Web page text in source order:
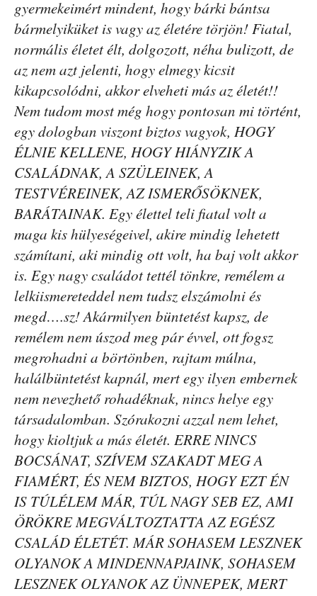
gyermekeimért mindent, hogy bárki bántsa
bármelyiküket is vagy az életére törjön! Fiatal,
normális életet élt, dolgozott, néha bulizott, de
az nem azt jelenti, hogy elmegy kicsit
kikapcsolódni, akkor elveheti más az életét!!
Nem tudom most még hogy pontosan mi történt,
egy dologban viszont biztos vagyok, HOGY
ÉLNIE KELLENE, HOGY HIÁNYZIK A
CSALÁDNAK, A SZÜLEINEK, A
TESTVÉREINEK, AZ ISMERŐSÖKNEK,
BARÁTAINAK. Egy élettel teli fiatal volt a
maga kis hülyeségeivel, akire mindig lehetett
számítani, aki mindig ott volt, ha baj volt akkor
is. Egy nagy családot tettél tönkre, remélem a
lelkiismereteddel nem tudsz elszámolni és
megd….sz! Akármilyen büntetést kapsz, de
remélem nem úszod meg pár évvel, ott fogsz
megrohadni a börtönben, rajtam múlna,
halálbüntetést kapnál, mert egy ilyen embernek
nem nevezhető rohadéknak, nincs helye egy
társadalomban. Szórakozni azzal nem lehet,
hogy kioltjuk a más életét. ERRE NINCS
BOCSÁNAT, SZÍVEM SZAKADT MEG A
FIAMÉRT, ÉS NEM BIZTOS, HOGY EZT ÉN
IS TÚLÉLEM MÁR, TÚL NAGY SEB EZ, AMI
ÖRÖKRE MEGVÁLTOZTATTA AZ EGÉSZ
CSALÁD ÉLETÉT. MÁR SOHASEM LESZNEK
OLYANOK A MINDENNAPJAINK, SOHASEM
LESZNEK OLYANOK AZ ÜNNEPEK, MERT